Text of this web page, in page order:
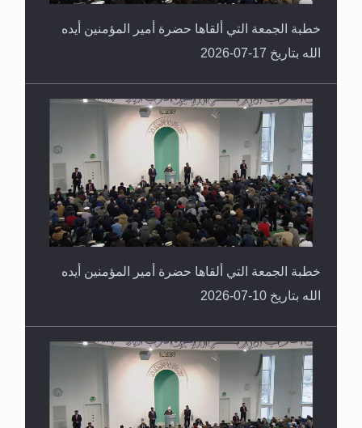
خطبة الجمعة التي ألقاها حضرة أمير المؤمنين أيده
الله بتاريخ 17-07-2026
خطبة الجمعة التي ألقاها حضرة أمير المؤمنين أيده
الله بتاريخ 10-07-2026